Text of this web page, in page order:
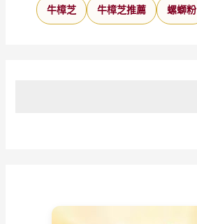
牛樟芝 牛樟芝推薦 螺螄粉